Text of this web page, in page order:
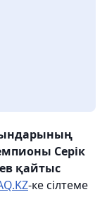
Серік
қайтыс
-ке сілтеме